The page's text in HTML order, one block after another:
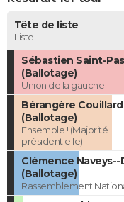
Tête de liste
Liste
Sébastien Saint-
(Ballotage)
Union de la gauche
Bérangère Couillard
(Ballotage)
Ensemble ! (Majorité
présidentielle)
Clémence Naveys--
(Ballotage)
Rassemblement